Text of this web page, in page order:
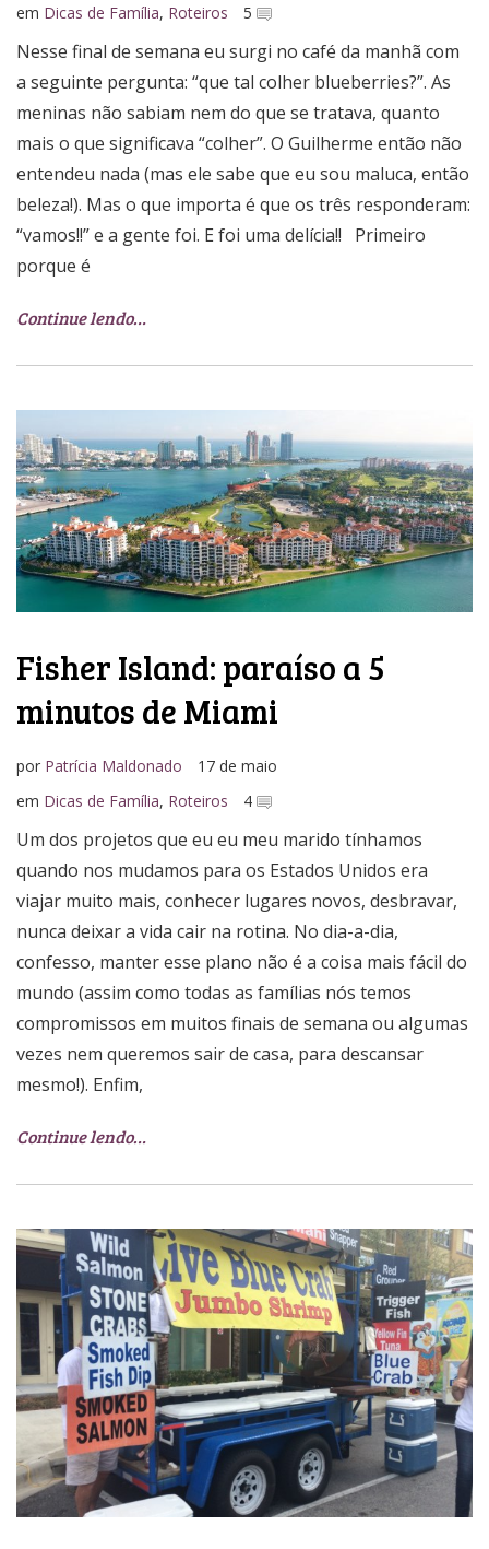
em Dicas de Família, Roteiros 5
Nesse final de semana eu surgi no café da manhã com
a seguinte pergunta: “que tal colher blueberries?”. As
meninas não sabiam nem do que se tratava, quanto
mais o que significava “colher”. O Guilherme então não
entendeu nada (mas ele sabe que eu sou maluca, então
beleza!). Mas o que importa é que os três responderam:
“vamos!!” e a gente foi. E foi uma delícia!! Primeiro
porque é
Continue lendo…
Fisher Island: paraíso a 5
minutos de Miami
por Patrícia Maldonado
17 de maio
em Dicas de Família, Roteiros 4
Um dos projetos que eu eu meu marido tínhamos
quando nos mudamos para os Estados Unidos era
viajar muito mais, conhecer lugares novos, desbravar,
nunca deixar a vida cair na rotina. No dia-a-dia,
confesso, manter esse plano não é a coisa mais fácil do
mundo (assim como todas as famílias nós temos
compromissos em muitos finais de semana ou algumas
vezes nem queremos sair de casa, para descansar
mesmo!). Enfim,
Continue lendo…